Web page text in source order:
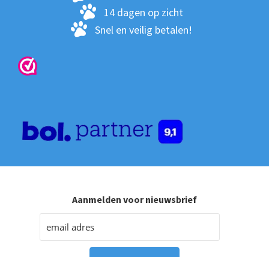
14 dagen op zicht
Snel en veilig betalen!
Aanmelden voor nieuwsbrief